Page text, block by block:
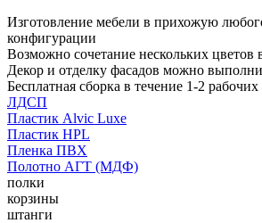
Изготовление мебели в прихожую
конфигурации
Возможно сочетание нескольких цветов
Декор и отделку фасадов можно
Бесплатная сборка в течение 1-2
ЛДСП
Пластик Alvic Luxe
Пластик HPL
Пленка ПВХ
Полотно АГТ (МДФ)
полки
корзины
штанги